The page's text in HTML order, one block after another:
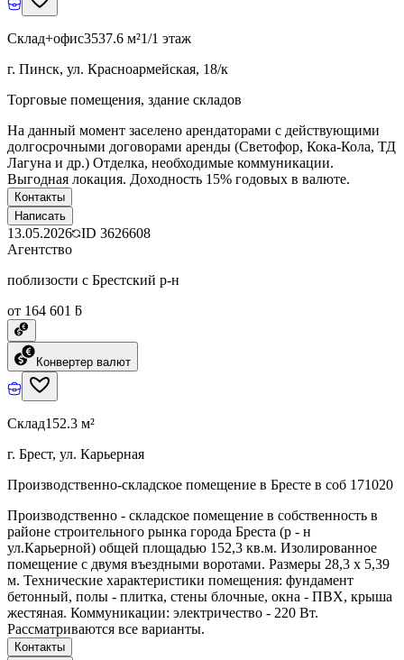
Склад+офис3537.6 м²1/1 этаж
г. Пинск, ул. Красноармейская, 18/к
Торговые помещения, здание складов
На данный момент заселено арендаторами с действующими
долгосрочными договорами аренды (Светофор, Кока-Кола, ТД
Лагуна и др.) Отделка, необходимые коммуникации.
Выгодная локация. Доходность 15% годовых в валюте.
Контакты
Написать
13.05.2026 ID 3626608
Агентство
поблизости с Брестский р-н
от 164 601 ƃ
Конвертер валют
Склад152.3 м²
г. Брест, ул. Карьерная
Производственно-складское помещение в Бресте в соб 171020
Производственно - складское помещение в собственность в
районе строительного рынка города Бреста (р - н
ул.Карьерной) общей площадью 152,3 кв.м. Изолированное
помещение с двумя въездными воротами. Размеры 28,3 х 5,39
м. Технические характеристики помещения: фундамент
бетонный, полы - плитка, стены блочные, окна - ПВХ, крыша
жестяная. Коммуникации: электричество - 220 Вт.
Рассматриваются все варианты.
Контакты